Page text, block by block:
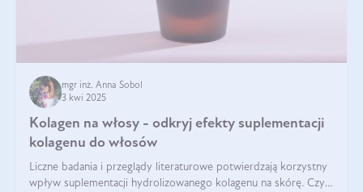
mgr inż. Anna Sobol
3 kwi 2025
Kolagen na włosy - odkryj efekty suplementacji
kolagenu do włosów
Liczne badania i przeglądy literaturowe potwierdzają korzystny
wpływ suplementacji hydrolizowanego kolagenu na skórę. Czy